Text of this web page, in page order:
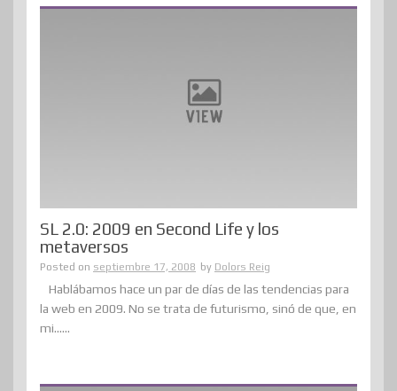
SL 2.0: 2009 en Second Life y los
metaversos
Posted on septiembre 17, 2008 by Dolors Reig
Hablábamos hace un par de días de las tendencias para
la web en 2009. No se trata de futurismo, sinó de que, en
mi......